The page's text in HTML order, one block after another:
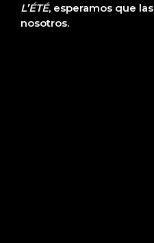
L’ÉTÉ, esperamos que
nosotros.